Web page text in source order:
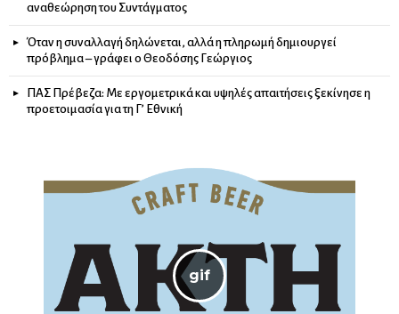
αναθεώρηση του Συντάγματος
Όταν η συναλλαγή δηλώνεται, αλλά η πληρωμή δημιουργεί
πρόβλημα – γράφει ο Θεοδόσης Γεώργιος
ΠΑΣ Πρέβεζα: Με εργομετρικά και υψηλές απαιτήσεις ξεκίνησε η
προετοιμασία για τη Γ’ Εθνική